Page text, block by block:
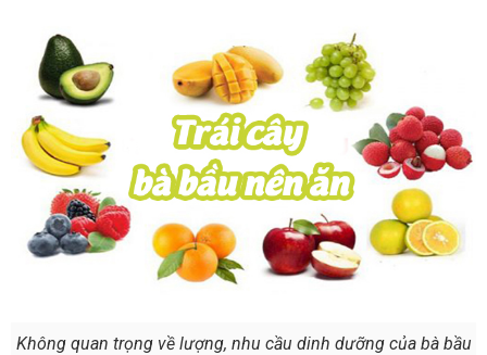
Không quan trọng về lượng, nhu cầu dinh dưỡng của bà bầu